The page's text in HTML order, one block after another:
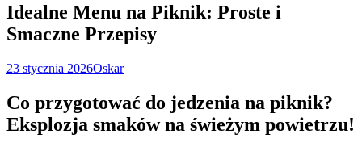
Idealne Menu na Piknik: Proste i
Smaczne Przepisy
23 stycznia 2026Oskar
Co przygotować do jedzenia na piknik?
Eksplozja smaków na świeżym powietrzu!